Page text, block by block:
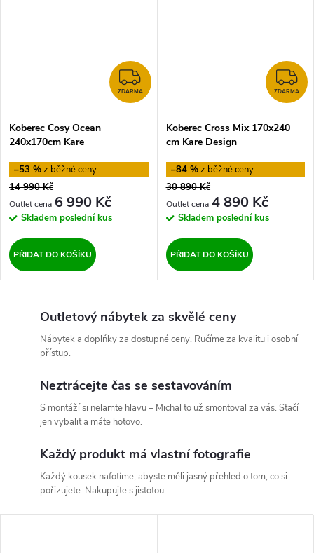
ZDARMA
ZDARMA
Koberec Cosy Ocean
240x170cm Kare
–53 %
14 990 Kč
6 990 Kč
Skladem poslední kus
PŘIDAT DO KOŠÍKU
ZDARMA
Koberec Cross Mix 170x240
cm Kare Design
–84 %
30 890 Kč
4 890 Kč
Skladem poslední kus
PŘIDAT DO KOŠÍKU
Outletový nábytek za skvělé ceny
Nábytek a doplňky za dostupné ceny. Ručíme za kvalitu i osobní
přístup.
Neztrácejte čas se sestavováním
S montáží si nelamte hlavu – Michal to už smontoval za vás. Stačí
jen vybalit a máte hotovo.
Každý produkt má vlastní fotografie
Každý kousek nafotíme, abyste měli jasný přehled o tom, co si
pořizujete. Nakupujte s jistotou.